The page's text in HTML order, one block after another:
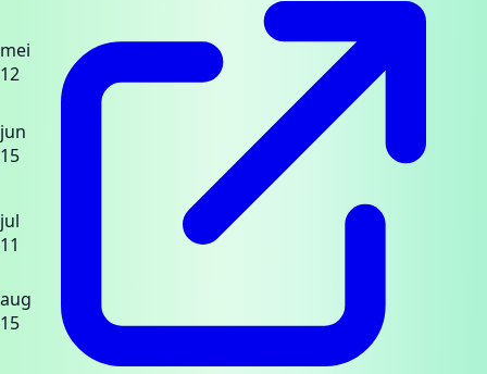
mei
12
jun
15
jul
11
aug
15